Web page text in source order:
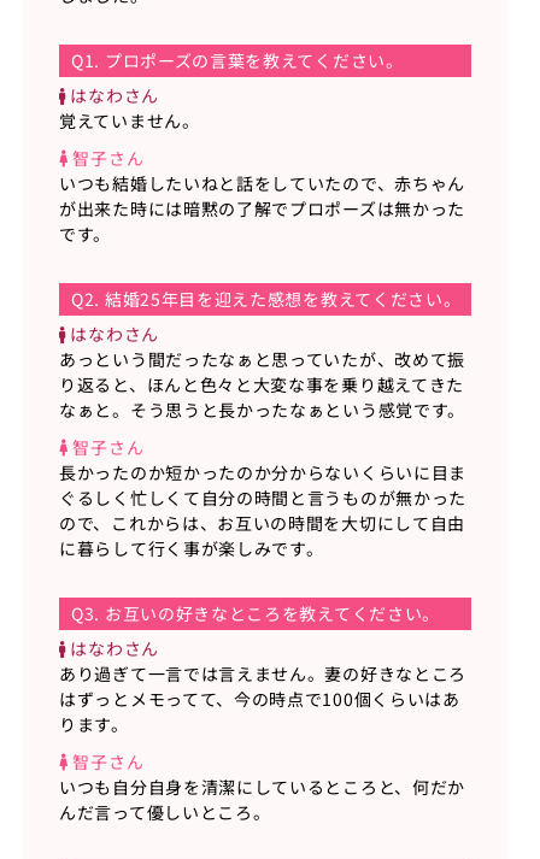
Q1. プロポーズの言葉を教えてください。
はなわさん
覚えていません。
智子さん
いつも結婚したいねと話をしていたので、赤ちゃん
が出来た時には暗黙の了解でプロポーズは無かった
です。
Q2. 結婚25年目を迎えた感想を教えてください。
はなわさん
あっという間だったなぁと思っていたが、改めて振
り返ると、ほんと色々と大変な事を乗り越えてきた
なぁと。そう思うと長かったなぁという感覚です。
智子さん
長かったのか短かったのか分からないくらいに目ま
ぐるしく忙しくて自分の時間と言うものが無かった
ので、これからは、お互いの時間を大切にして自由
に暮らして行く事が楽しみです。
Q3. お互いの好きなところを教えてください。
はなわさん
あり過ぎて一言では言えません。妻の好きなところ
はずっとメモってて、今の時点で100個くらいはあ
ります。
智子さん
いつも自分自身を清潔にしているところと、何だか
んだ言って優しいところ。